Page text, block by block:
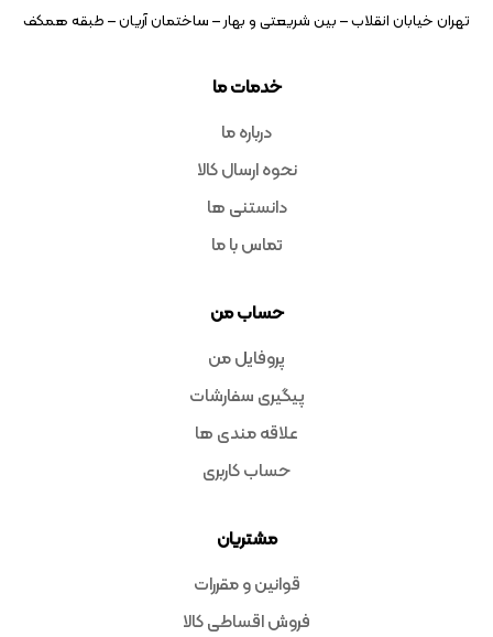
خدمات ما
درباره ما
نحوه ارسال کالا
دانستنی ها
تماس با ما
حساب من
پروفایل من
پیگیری سفارشات
علاقه مندی ها
حساب کاربری
مشتریان
قوانین و مقررات
فروش اقساطی کالا
تهران خیابان انقلاب – بین شریعتی و بهار – ساختمان آریان – طبقه همکف